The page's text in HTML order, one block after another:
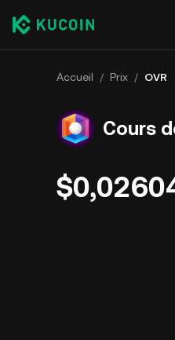
Accueil / Prix / OVR
Cours